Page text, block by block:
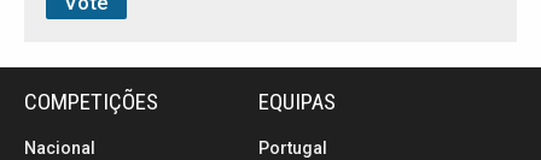
COMPETIÇÕES
Nacional
EQUIPAS
Portugal